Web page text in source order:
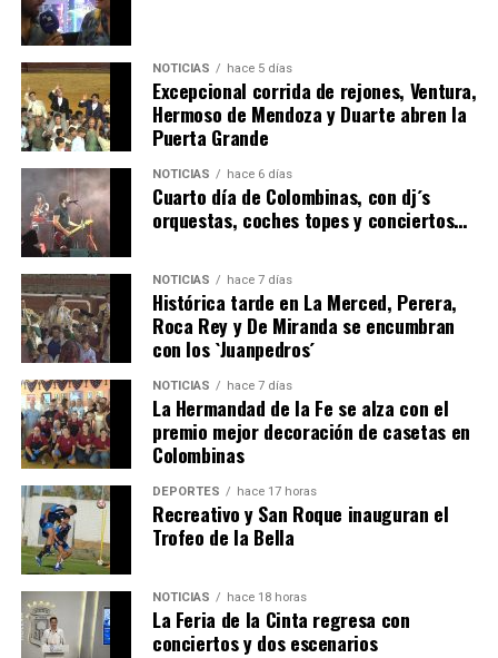
4º DÍA DE LAS FIESTAS COLOMBINAS 2026
hace 6 días Huelvatv
SEXTA CORRIDA DE LAS FIESTAS COLOMBINAS
2026
hace 4 días· Huelvatv
NOTICIAS hace 5 días
Excepcional corrida de rejones, Ventura,
Hermoso de Mendoza y Duarte abren la
Puerta Grande
NOTICIAS hace 6 días
Cuarto día de Colombinas, con dj´s
orquestas, coches topes y conciertos…
NOTICIAS hace 7 días
Histórica tarde en La Merced, Perera,
Roca Rey y De Miranda se encumbran
con los `Juanpedros´
NOTICIAS hace 7 días
La Hermandad de la Fe se alza con el
premio mejor decoración de casetas en
Colombinas
DEPORTES hace 17 horas
Recreativo y San Roque inauguran el
Trofeo de la Bella
NOTICIAS hace 18 horas
La Feria de la Cinta regresa con
conciertos y dos escenarios